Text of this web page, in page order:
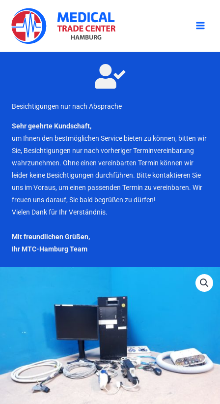
Inhalt
springen
Besichtigungen nur nach Absprache
Sehr geehrte Kundschaft,
um Ihnen den bestmöglichen Service bieten zu können, bitten wir
Sie, Besichtigungen nur nach vorheriger Terminvereinbarung
wahrzunehmen. Ohne einen vereinbarten Termin können wir
leider keine Besichtigungen durchführen. Bitte kontaktieren Sie
uns im Voraus, um einen passenden Termin zu vereinbaren. Wir
freuen uns darauf, Sie bald begrüßen zu dürfen!
Vielen Dank für Ihr Verständnis.
Mit freundlichen Grüßen,
Ihr MTC-Hamburg Team